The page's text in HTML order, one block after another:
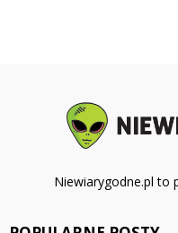
Niewiarygodne.pl to